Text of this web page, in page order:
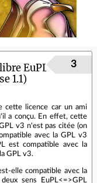
EuPL
1.1)
3
cette licence car un ami
a conçu. En effet, cette
v3 n'est pas citée (on
avec la GPL v3
est compatible avec la
GPL v3.
elle compatible avec la
sens EuPL<=>GPL